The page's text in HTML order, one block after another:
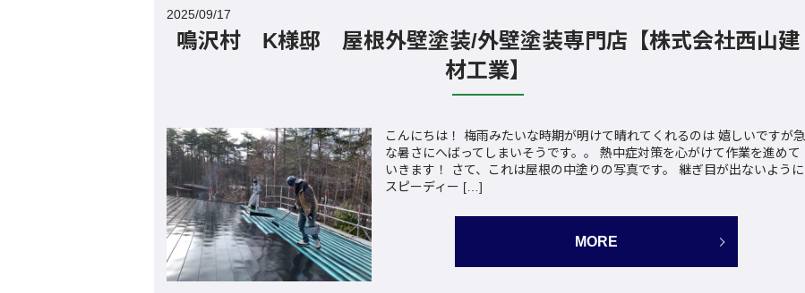
2025/09/17
鳴沢村 K様邸 屋根外壁塗装/外壁塗装専門店【株式会社西山建
材工業】
こんにちは！ 梅雨みたいな時期が明けて晴れてくれるのは 嬉しいですが急
な暑さにへばってしまいそうです。。 熱中症対策を心がけて作業を進めて
いきます！ さて、これは屋根の中塗りの写真です。 継ぎ目が出ないように
スピーディー […]
MORE